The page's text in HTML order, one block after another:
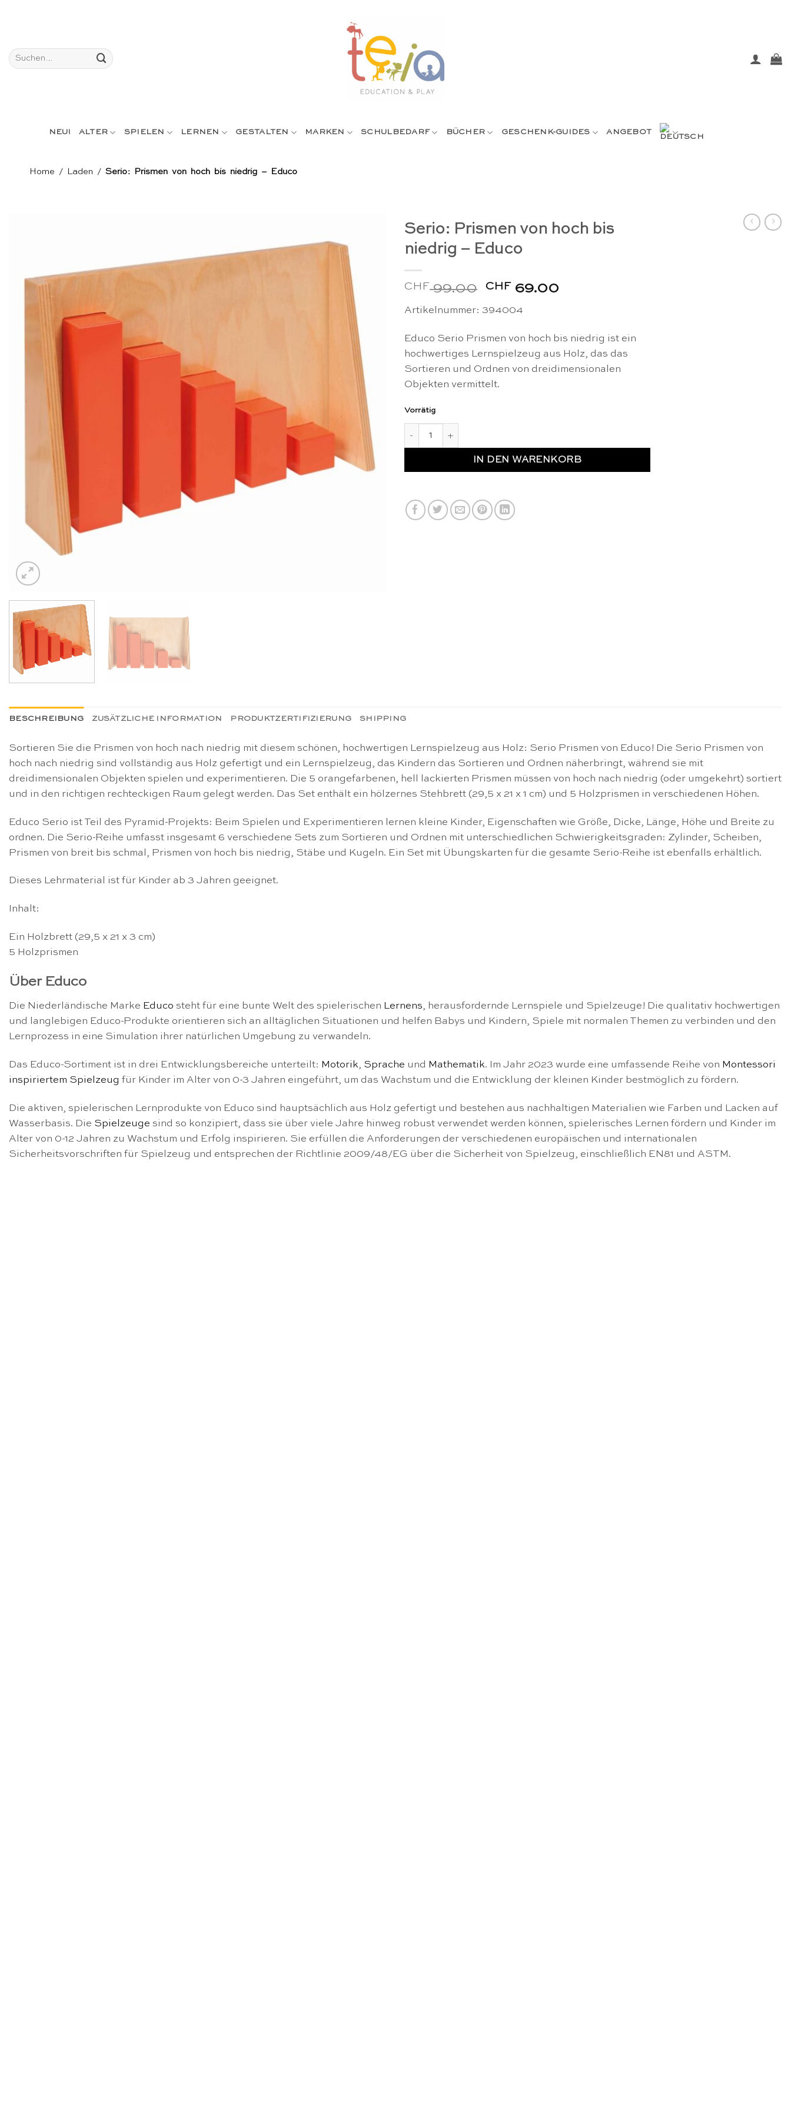
Suchen
nach:
NEU! ALTER SPIELEN LERNEN GESTALTEN MARKEN SCHULBEDARF BÜCHER GESCHENK-GUIDES ANGEBOT
Home / Laden / Serio: Prismen von hoch bis niedrig – Educo
Serio: Prismen von hoch bis
niedrig – Educo
CHF99.00 Ursprünglicher
war:
CHF 99.00
CHF 69.00Aktueller
CHF 69.00.
Artikelnummer: 394004
Educo Serio Prismen von hoch bis niedrig ist ein
hochwertiges Lernspielzeug aus Holz, das das
Sortieren und Ordnen von dreidimensionalen
Objekten vermittelt.
Vorrätig
IN DEN WARENKORB
BESCHREIBUNG ZUSÄTZLICHE INFORMATION PRODUKTZERTIFIZIERUNG SHIPPING
Sortieren Sie die Prismen von hoch nach niedrig mit diesem schönen, hochwertigen Lernspielzeug aus Holz: Serio Prismen von Educo! Die Serio Prismen von
hoch nach niedrig sind vollständig aus Holz gefertigt und ein Lernspielzeug, das Kindern das Sortieren und Ordnen näherbringt, während sie mit
dreidimensionalen Objekten spielen und experimentieren. Die 5 orangefarbenen, hell lackierten Prismen müssen von hoch nach niedrig (oder umgekehrt) sortiert
und in den richtigen rechteckigen Raum gelegt werden. Das Set enthält ein hölzernes Stehbrett (29,5 x 21 x 1 cm) und 5 Holzprismen in verschiedenen Höhen.
Educo Serio ist Teil des Pyramid-Projekts: Beim Spielen und Experimentieren lernen kleine Kinder, Eigenschaften wie Größe, Dicke, Länge, Höhe und Breite zu
ordnen. Die Serio-Reihe umfasst insgesamt 6 verschiedene Sets zum Sortieren und Ordnen mit unterschiedlichen Schwierigkeitsgraden: Zylinder, Scheiben,
Prismen von breit bis schmal, Prismen von hoch bis niedrig, Stäbe und Kugeln. Ein Set mit Übungskarten für die gesamte Serio-Reihe ist ebenfalls erhältlich.
Dieses Lehrmaterial ist für Kinder ab 3 Jahren geeignet.
Inhalt:
Ein Holzbrett (29,5 x 21 x 3 cm)
5 Holzprismen
Über Educo
Die Niederländische Marke Educo steht für eine bunte Welt des spielerischen Lernens, herausfordernde Lernspiele und Spielzeuge! Die qualitativ hochwertigen
und langlebigen Educo-Produkte orientieren sich an alltäglichen Situationen und helfen Babys und Kindern, Spiele mit normalen Themen zu verbinden und den
Lernprozess in eine Simulation ihrer natürlichen Umgebung zu verwandeln.
Das Educo-Sortiment ist in drei Entwicklungsbereiche unterteilt: Motorik, Sprache und Mathematik. Im Jahr 2023 wurde eine umfassende Reihe von Montessori
inspiriertem Spielzeug für Kinder im Alter von 0-3 Jahren eingeführt, um das Wachstum und die Entwicklung der kleinen Kinder bestmöglich zu fördern.
Die aktiven, spielerischen Lernprodukte von Educo sind hauptsächlich aus Holz gefertigt und bestehen aus nachhaltigen Materialien wie Farben und Lacken auf
Wasserbasis. Die Spielzeuge sind so konzipiert, dass sie über viele Jahre hinweg robust verwendet werden können, spielerisches Lernen fördern und Kinder im
Alter von 0-12 Jahren zu Wachstum und Erfolg inspirieren. Sie erfüllen die Anforderungen der verschiedenen europäischen und internationalen
Sicherheitsvorschriften für Spielzeug und entsprechen der Richtlinie 2009/48/EG über die Sicherheit von Spielzeug, einschließlich EN81 und ASTM.